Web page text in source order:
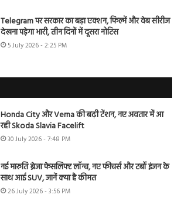
Telegram पर सरकार का बड़ा एक्शन, फिल्में और वेब सीरीज
देखना पड़ेगा भारी, तीन दिनों में दूसरा नोटिस
5 July 2026 - 2:25 PM
Honda City और Verna की बढ़ी टेंशन, नए अवतार में आ
रही Skoda Slavia Facelift
30 July 2026 - 7:48 PM
नई मारुति ब्रेजा फेसलिफ्ट लॉन्च, नए फीचर्स और टर्बो इंजन के
साथ आई SUV, जानें क्या है कीमत
26 July 2026 - 3:56 PM